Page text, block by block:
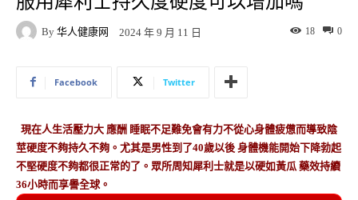
By 华人健康网 2024 年 9 月 11 日 0
18
Facebook Twitter
現在人生活壓力大 應酬 睡眠不足難免會有力不從心身體疲憊而導致陰
莖硬度不夠持久不夠。尤其是男性到了40歲以後 身體機能開始下降勃起
不堅硬度不夠都很正常的了。眾所周知犀利士就是以硬如黃瓜 藥效持續
36小時而享譽全球。